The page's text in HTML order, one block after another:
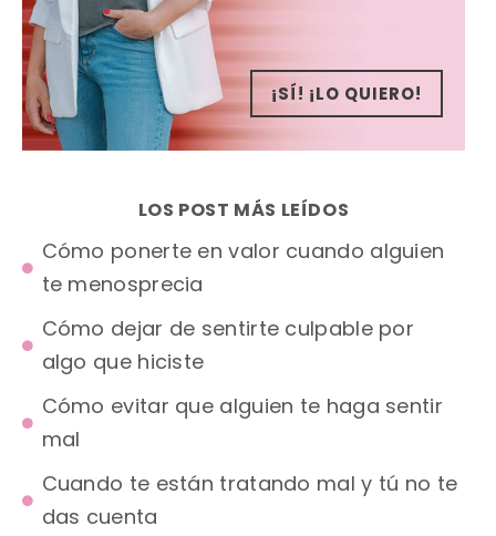
¡SÍ! ¡LO QUIERO!
LOS POST MÁS LEÍDOS
Cómo ponerte en valor cuando alguien
te menosprecia
Cómo dejar de sentirte culpable por
algo que hiciste
Cómo evitar que alguien te haga sentir
mal
Cuando te están tratando mal y tú no te
das cuenta